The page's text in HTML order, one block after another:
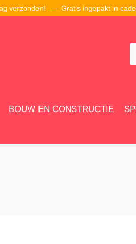
verzonden! — Gratis ingepakt in
BOUW EN CONSTRUCTIE